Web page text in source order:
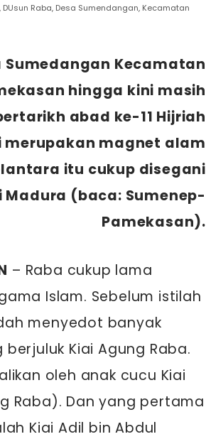
Raba, Desa Sumendangan, Kecamatan
Sumedangan Kecamatan
hingga kini masih
abad ke-11 Hijriah
merupakan magnet alam
itu cukup disegani
(baca: Sumenep-
Pamekasan).
– Raba cukup lama
Islam. Sebelum istilah
menyedot banyak
Kiai Agung Raba.
oleh anak cucu Kiai
Raba). Dan yang pertama
Kiai Adil bin Abdul